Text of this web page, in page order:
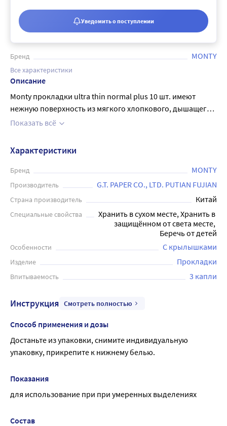
Бренд MONTY
Все характеристики
Описание
Monty прокладки ultra thin normal plus 10 шт. имеют
нежную поверхность из мягкого хлопкового, дышащего
материала, мгновенно впитывают влагу и удерживают ее
прокладку для максимальной защиты и ощущения
комфорта. Длина прокладки 24 см комфортна для
использования при умеренных выделениях. Барьерные
линии, расположенные по всей длине прокладки,
Каждая упаковка содержит 10 прокладок в
индивидуальной упаковке, которые легко и удобно
использовать благодаря анатомической форме.
Показать всё
Уведомить о поступлении
Характеристики
Бренд MONTY
Производитель G.T. PAPER CO., LTD. PUTIAN FUJIAN
Страна производитель Китай
Специальные свойства
Хранить в сухом месте, Хранить в
защищённом от света месте,
Беречь от детей
Особенности С крылышками
Изделие Прокладки
Впитываемость 3 капли
Инструкция Смотреть полностью
Способ применения и дозы
Достаньте из упаковки, снимите индивидуальную
упаковку, прикрепите к нижнему белью.
Показания
для использование при при умеренных выделениях
Состав